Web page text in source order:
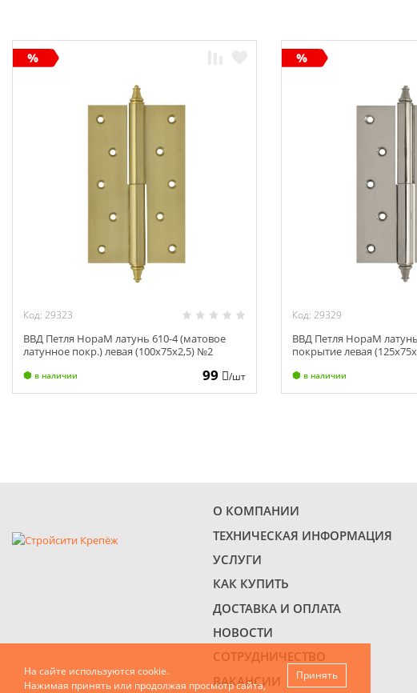
Код: 29323
ВВД Петля НораМ латунь 610-4 (матовое
латунное покр.) левая (100х75х2,5) №2
в наличии 99 /шт
Код: 29329
ВВД Петля НораМ
покрытие левая
в наличии
О КОМПАНИИ
ТЕХНИЧЕСКАЯ ИНФОРМАЦИЯ
УСЛУГИ
КАК КУПИТЬ
ДОСТАВКА И ОПЛАТА
НОВОСТИ
СОТРУДНИЧЕСТВО
ВАКАНСИИ
На сайте используются cookie.
Нажимая принять или продолжая просмотр сайта,
Принять